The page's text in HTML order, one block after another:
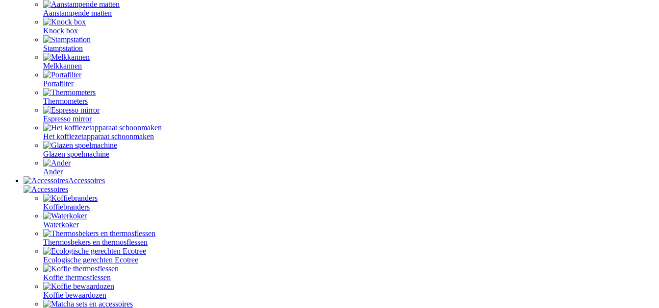
Aanstampende matten
Knock box
Stampstation
Melkkannen
Portafilter
Thermometers
Espresso mirror
Het koffiezetapparaat schoonmaken
Glazen spoelmachine
Ander
Accessoires
Koffiebranders
Waterkoker
Thermosbekers en thermosflessen
Ecologische gerechten Ecotree
Koffie thermosflessen
Koffie bewaardozen